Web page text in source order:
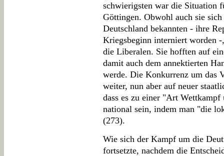
schwierigsten war die Situation
Göttingen. Obwohl auch sie
Deutschland bekannten - ihre
Kriegsbeginn interniert worden
die Liberalen. Sie hofften auf
damit auch dem annektierten
werde. Die Konkurrenz um das
weiter, nun aber auf neuer
dass es zu einer "Art
national sein, indem man "die
(273).
Wie sich der Kampf um die
fortsetzte, nachdem die